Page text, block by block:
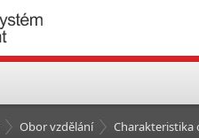
Obor vzdělání Charakteristika